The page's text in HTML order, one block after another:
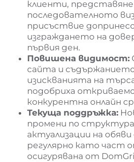
клиенти,
последователното
присъствие
изграждането на
първия ден.
Повишена видимост:
сайта и
изискванията на
подобриха
конкурентна онлайн
Текуща поддръжка:
промени по
актуализации на
регулярно като част
осигурявана от